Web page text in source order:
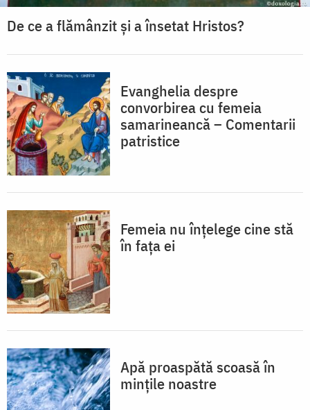
De ce a flămânzit și a însetat Hristos?
Evanghelia despre
convorbirea cu femeia
samarineancă – Comentarii
patristice
Femeia nu înţelege cine stă
în fața ei
Apă proaspătă scoasă în
minţile noastre